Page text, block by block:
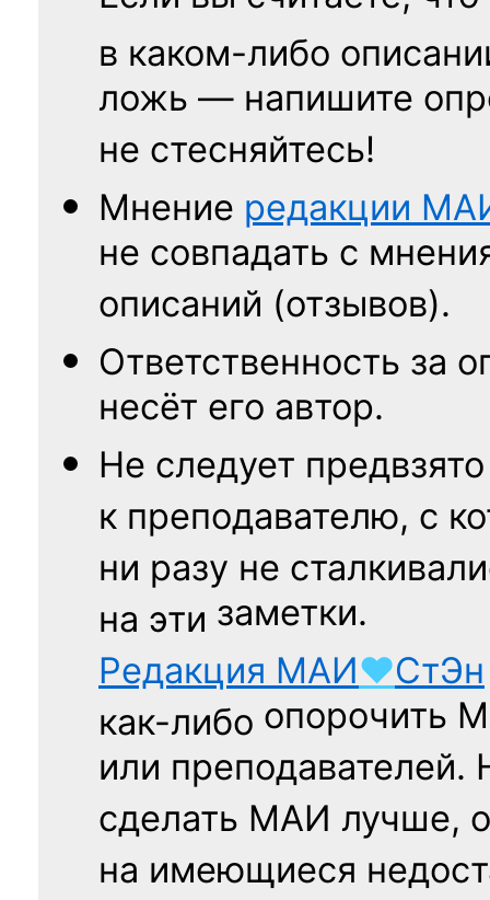
в каком-либо
ложь — напишите
не стесняйтесь!
Мнение редакции
не совпадать с
описаний (отзывов).
Ответственность за
несёт его автор.
Не следует
к преподавателю, с
ни разу не
на эти заметки.
Редакция МАИ♥СтЭн
как-либо опорочить
или
сделать МАИ лучше,
на имеющиеся